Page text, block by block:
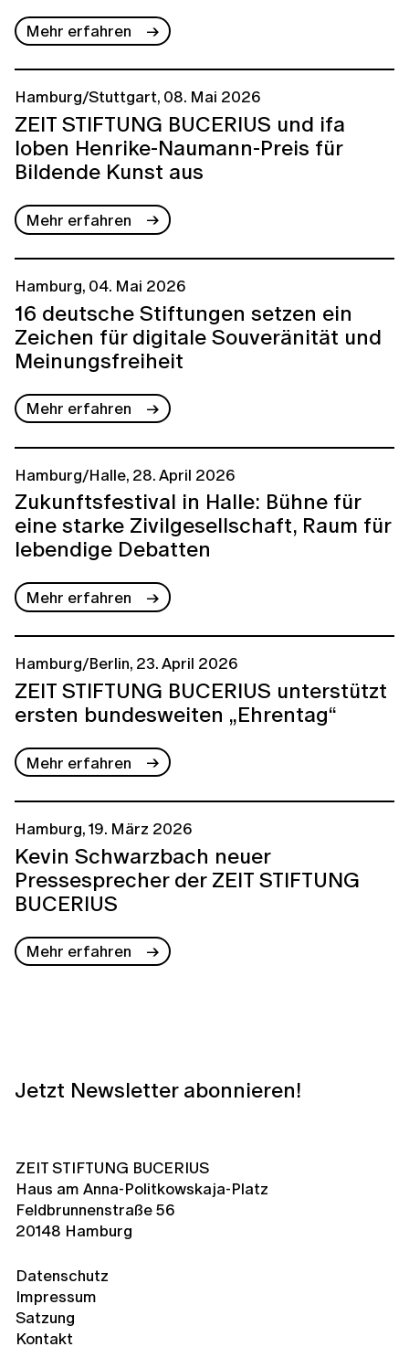
Mehr erfahren
Hamburg/Stuttgart, 08. Mai 2026
ZEIT STIFTUNG BUCERIUS und ifa
loben Henrike-Naumann-Preis für
Bildende Kunst aus
Mehr erfahren
Hamburg, 04. Mai 2026
16 deutsche Stiftungen setzen ein
Zeichen für digitale Souveränität und
Meinungsfreiheit
Mehr erfahren
Hamburg/Halle, 28. April 2026
Zukunftsfestival in Halle: Bühne für
eine starke Zivilgesellschaft, Raum für
lebendige Debatten
Mehr erfahren
Hamburg/Berlin, 23. April 2026
ZEIT STIFTUNG BUCERIUS unterstützt
ersten bundesweiten „Ehrentag“
Mehr erfahren
Hamburg, 19. März 2026
Kevin Schwarzbach neuer
Pressesprecher der ZEIT STIFTUNG
BUCERIUS
Mehr erfahren
Jetzt Newsletter abonnieren!
ZEIT STIFTUNG BUCERIUS
Haus am Anna-Politkowskaja-Platz
Feldbrunnenstraße 56
20148 Hamburg
Datenschutz
Impressum
Satzung
Kontakt